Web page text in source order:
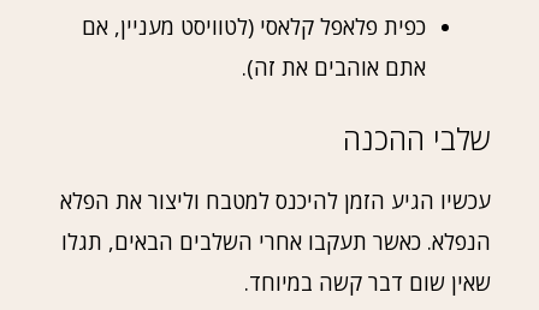
כפית פלאפל קלאסי (לטוויסט מעניין, אם
אתם אוהבים את זה).
שלבי ההכנה
עכשיו הגיע הזמן להיכנס למטבח וליצור את הפלא
הנפלא. כאשר תעקבו אחרי השלבים הבאים, תגלו
שאין שום דבר קשה במיוחד.